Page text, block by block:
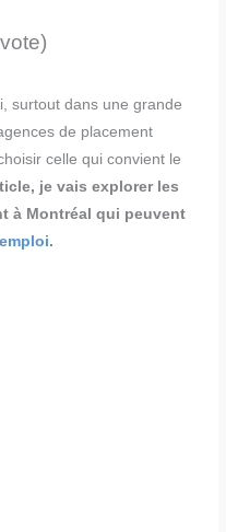
surtout dans une grande
de placement
celle qui convient le
je vais explorer les
à Montréal qui peuvent
.